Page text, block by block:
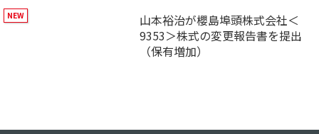
山本裕治が櫻島埠頭株式会社＜
9353＞株式の変更報告書を提出
（保有増加）